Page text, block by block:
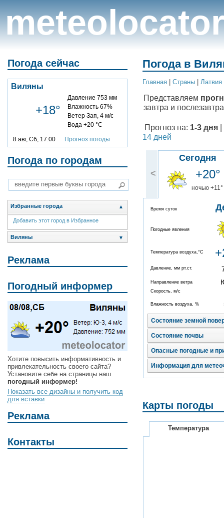
meteolocator
Погода сейчас
Виляны
+18°
Давление 753 мм
Влажность 67%
Ветер Зап, 4 м/с
Вода +20 °C
8 авг, Сб, 17:00 Прогноз погоды
Погода по городам
Избранные города ▲
Добавить этот город в Избранное
Виляны ▼
Реклама
Погодный информер
Хотите повысить информативность и
привлекательность своего сайта?
Установите себе на страницы наш
погодный информер!
Показать все дизайны и получить код
для вставки
Реклама
Контакты
Погода в
Главная Cтраны Латвия
Представляем
завтра и
Прогноз на: 1-3 дня
14 дней
<
Сегодня
+20°
ночью +11°
Время суток
Погодные явления
Температура воздуха,°C
Давление, мм рт.ст.
Направление ветра
Скорость, м/с
Влажность воздуха, %
Состояние земной
Состояние почвы
Опасные погодные и
Информация для
Карты погоды
Температура